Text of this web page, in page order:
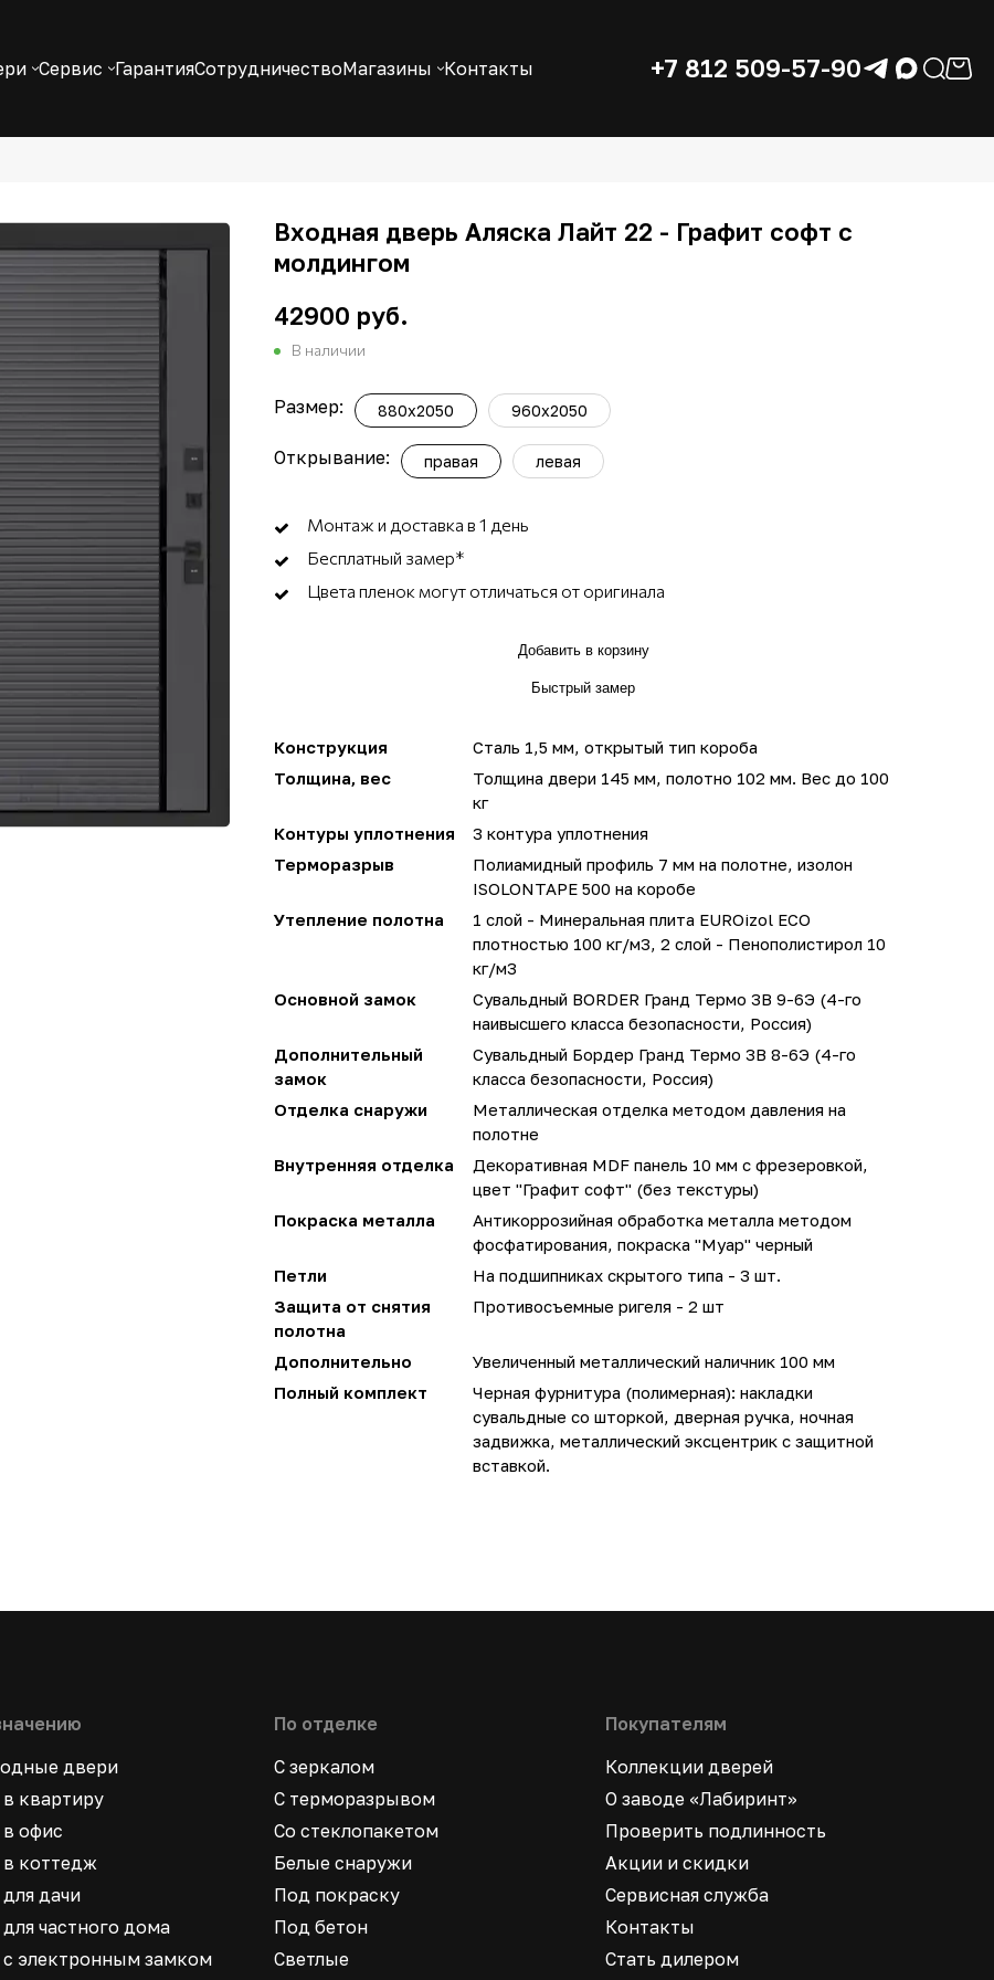
Сервис ГарантияСотрудничествоМагазины Контакты +7 812 509-57-90
Входная дверь Аляска Лайт 22 - Графит софт с
молдингом
42900 руб.
В наличии
Размер: 880x2050 960x2050
Открывание: правая левая
Монтаж и доставка в 1 день
Бесплатный замер*
Цвета пленок могут отличаться от оригинала
Добавить в корзину
Быстрый замер
Конструкция
Сталь 1,5 мм, открытый тип короба
Толщина, вес
Толщина двери 145 мм, полотно 102 мм. Вес до 100
кг
Контуры уплотнения
3 контура уплотнения
Терморазрыв
Полиамидный профиль 7 мм на полотне, изолон
ISOLONTAPE 500 на коробе
Утепление полотна
1 слой - Минеральная плита EUROizol ECO
плотностью 100 кг/м3, 2 слой - Пенополистирол 10
кг/м3
Основной замок
Сувальдный BORDER Гранд Термо 3В 9-6Э (4-го
наивысшего класса безопасности, Россия)
Дополнительный
замок
Сувальдный Бордер Гранд Термо 3В 8-6Э (4-го
класса безопасности, Россия)
Отделка снаружи
Металлическая отделка методом давления на
полотне
Внутренняя отделка
Декоративная MDF панель 10 мм с фрезеровкой,
цвет "Графит софт" (без текстуры)
Покраска металла
Антикоррозийная обработка металла методом
фосфатирования, покраска "Муар" черный
Петли
На подшипниках скрытого типа - 3 шт.
Защита от снятия
полотна
Противосъемные ригеля - 2 шт
Дополнительно
Увеличенный металлический наличник 100 мм
Полный комплект
Черная фурнитура (полимерная): накладки
сувальдные со шторкой, дверная ручка, ночная
задвижка, металлический эксцентрик с защитной
вставкой.
двери
квартиру
офис
коттедж
дачи
частного дома
электронным замком
По отделке
С зеркалом
С терморазрывом
Со стеклопакетом
Белые снаружи
Под покраску
Под бетон
Светлые
Покупателям
Коллекции дверей
О заводе «Лабиринт»
Проверить подлинность
Акции и скидки
Сервисная служба
Контакты
Стать дилером